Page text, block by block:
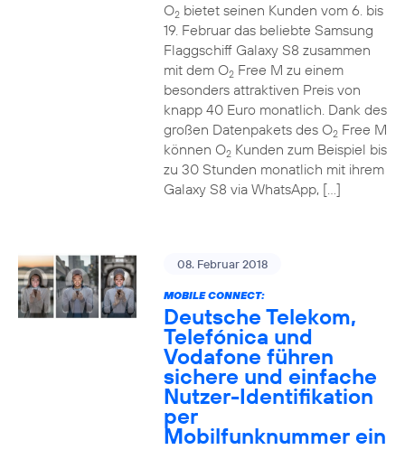
O2bietet seinen Kunden vom 6. bis
19. Februar das beliebte Samsung
Flaggschiff Galaxy S8 zusammen
mit dem O2Free M zu einem
besonders attraktiven Preis von
knapp 40 Euro monatlich. Dank des
großen Datenpakets des O2Free M
können O2Kunden zum Beispiel bis
zu 30 Stunden monatlich mit ihrem
Galaxy S8 via WhatsApp, […]
08. Februar 2018
MOBILE CONNECT:
Deutsche Telekom,
Telefónica und
Vodafone führen
sichere und einfache
Nutzer-Identifikation
per
Mobilfunknummer ein